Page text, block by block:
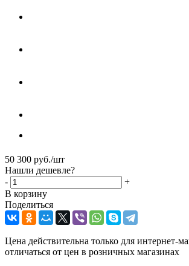
50 300 руб./шт
Нашли дешевле?
-
+
В корзину
Поделиться
Цена действительна только для интернет-
отличаться от цен в розничных магазинах